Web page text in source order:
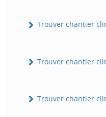
Trouver chantier
Trouver chantier
Trouver chantier
Assistant en ligne